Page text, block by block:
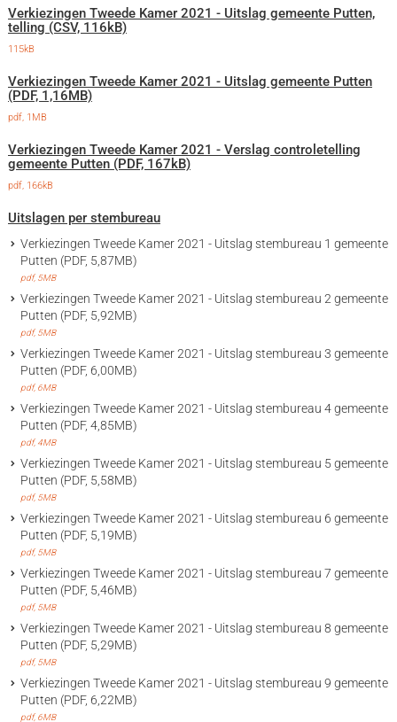
Verkiezingen Tweede Kamer 2021 - Uitslag gemeente Putten,
telling (CSV, 116kB)
115kB
Verkiezingen Tweede Kamer 2021 - Uitslag gemeente Putten
(PDF, 1,16MB)
pdf, 1MB
Verkiezingen Tweede Kamer 2021 - Verslag controletelling
gemeente Putten (PDF, 167kB)
pdf, 166kB
Uitslagen per stembureau
Verkiezingen Tweede Kamer 2021 - Uitslag stembureau 1 gemeente
Putten (PDF, 5,87MB)
pdf, 5MB
Verkiezingen Tweede Kamer 2021 - Uitslag stembureau 2 gemeente
Putten (PDF, 5,92MB)
pdf, 5MB
Verkiezingen Tweede Kamer 2021 - Uitslag stembureau 3 gemeente
Putten (PDF, 6,00MB)
pdf, 6MB
Verkiezingen Tweede Kamer 2021 - Uitslag stembureau 4 gemeente
Putten (PDF, 4,85MB)
pdf, 4MB
Verkiezingen Tweede Kamer 2021 - Uitslag stembureau 5 gemeente
Putten (PDF, 5,58MB)
pdf, 5MB
Verkiezingen Tweede Kamer 2021 - Uitslag stembureau 6 gemeente
Putten (PDF, 5,19MB)
pdf, 5MB
Verkiezingen Tweede Kamer 2021 - Uitslag stembureau 7 gemeente
Putten (PDF, 5,46MB)
pdf, 5MB
Verkiezingen Tweede Kamer 2021 - Uitslag stembureau 8 gemeente
Putten (PDF, 5,29MB)
pdf, 5MB
Verkiezingen Tweede Kamer 2021 - Uitslag stembureau 9 gemeente
Putten (PDF, 6,22MB)
pdf, 6MB